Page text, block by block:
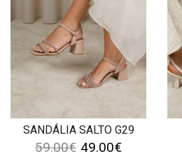
SANDÁLIA SALTO G29
59.00€ 49.00€